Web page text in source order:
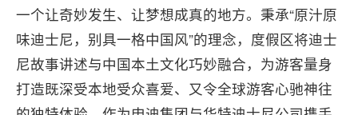
一个让奇妙发生、让梦想成真的地方。秉承“原汁原
味迪士尼，别具一格中国风”的理念，度假区将迪士
尼故事讲述与中国本土文化巧妙融合，为游客量身
打造既深受本地受众喜爱、又令全球游客心驰神往